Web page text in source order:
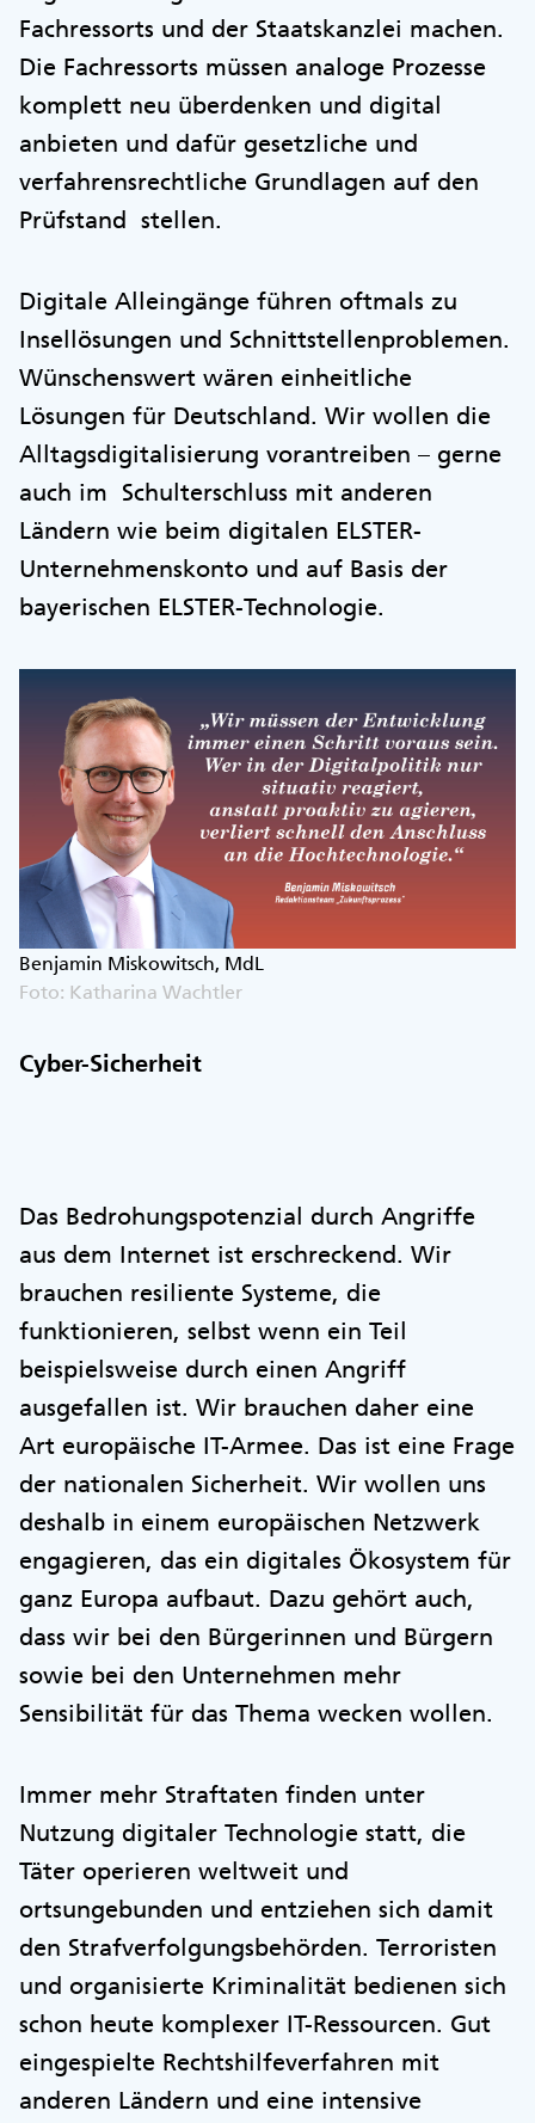
Fachressorts und der Staatskanzlei machen.
Die Fachressorts müssen analoge Prozesse
komplett neu überdenken und digital
anbieten und dafür gesetzliche und
verfahrensrechtliche Grundlagen auf den
Prüfstand stellen.
Digitale Alleingänge führen oftmals zu
Insellösungen und Schnittstellenproblemen.
Wünschenswert wären einheitliche
Lösungen für Deutschland. Wir wollen die
Alltagsdigitalisierung vorantreiben – gerne
auch im Schulterschluss mit anderen
Ländern wie beim digitalen ELSTER-
Unternehmenskonto und auf Basis der
bayerischen ELSTER-Technologie.
Benjamin Miskowitsch, MdL
Foto: Katharina Wachtler
Cyber-Sicherheit
Das Bedrohungspotenzial durch Angriffe
aus dem Internet ist erschreckend. Wir
brauchen resiliente Systeme, die
funktionieren, selbst wenn ein Teil
beispielsweise durch einen Angriff
ausgefallen ist. Wir brauchen daher eine
Art europäische IT-Armee. Das ist eine Frage
der nationalen Sicherheit. Wir wollen uns
deshalb in einem europäischen Netzwerk
engagieren, das ein digitales Ökosystem für
ganz Europa aufbaut. Dazu gehört auch,
dass wir bei den Bürgerinnen und Bürgern
sowie bei den Unternehmen mehr
Sensibilität für das Thema wecken wollen.
Immer mehr Straftaten finden unter
Nutzung digitaler Technologie statt, die
Täter operieren weltweit und
ortsungebunden und entziehen sich damit
den Strafverfolgungsbehörden. Terroristen
und organisierte Kriminalität bedienen sich
schon heute komplexer IT-Ressourcen. Gut
eingespielte Rechtshilfeverfahren mit
anderen Ländern und eine intensive